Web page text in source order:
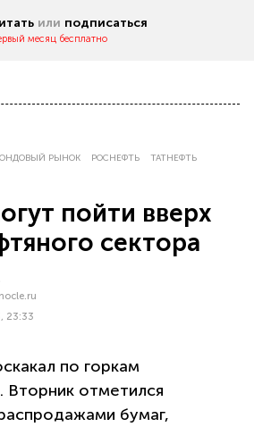
или подписаться
месяц бесплатно
РЫНОК РОСНЕФТЬ
ТАТНЕФТЬ
пойти вверх
сектора
23:33
по горкам
Вторник отметился
бумаг,